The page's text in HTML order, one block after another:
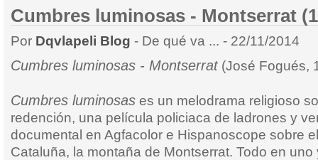
Cumbres luminosas - Montserrat
Por Dqvlapeli Blog - De qué va ... - 22/11/2014
Cumbres luminosas - Montserrat (José Fogués,
Cumbres luminosas es un melodrama religioso
redención, una película policiaca de ladrones y
documental en Agfacolor e Hispanoscope sobre
Cataluña, la montaña de Montserrat. Todo en